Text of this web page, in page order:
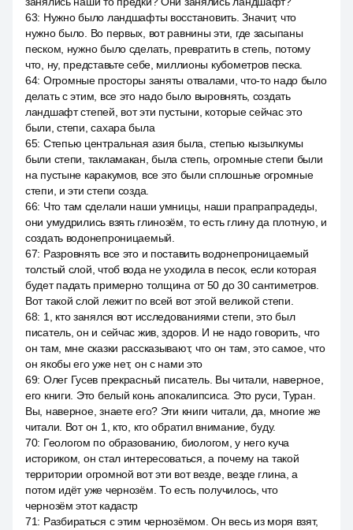
63: Нужно было ландшафты восстановить. Значит, что
нужно было. Во первых, вот равнины эти, где засыпаны
песком, нужно было сделать, превратить в степь, потому
что, ну, представьте себе, миллионы кубометров песка.
64: Огромные просторы заняты отвалами, что-то надо было
делать с этим, все это надо было выровнять, создать
ландшафт степей, вот эти пустыни, которые сейчас это
были, степи, сахара была
65: Степью центральная азия была, степью кызылкумы
были степи, такламакан, была степь, огромные степи были
на пустыне каракумов, все это были сплошные огромные
степи, и эти степи созда.
66: Что там сделали наши умницы, наши прапрапрадеды,
они умудрились взять глинозём, то есть глину да плотную, и
создать водонепроницаемый.
67: Разровнять все это и поставить водонепроницаемый
толстый слой, чтоб вода не уходила в песок, если которая
будет падать примерно толщина от 50 до 30 сантиметров.
Вот такой слой лежит по всей вот этой великой степи.
68: 1, кто занялся вот исследованиями степи, это был
писатель, он и сейчас жив, здоров. И не надо говорить, что
он там, мне сказки рассказывают, что он там, это самое, что
он якобы его уже нет, он с нами это
69: Олег Гусев прекрасный писатель. Вы читали, наверное,
его книги. Это белый конь апокалипсиса. Это руси, Туран.
Вы, наверное, знаете его? Эти книги читали, да, многие же
читали. Вот он 1, кто, кто обратил внимание, буду.
70: Геологом по образованию, биологом, у него куча
историком, он стал интересоваться, а почему на такой
территории огромной вот эти вот везде, везде глина, а
потом идёт уже чернозём. То есть получилось, что
чернозём этот кадастр
71: Разбираться с этим чернозёмом. Он весь из моря взят,